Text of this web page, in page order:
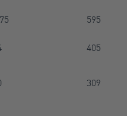
595
405
309